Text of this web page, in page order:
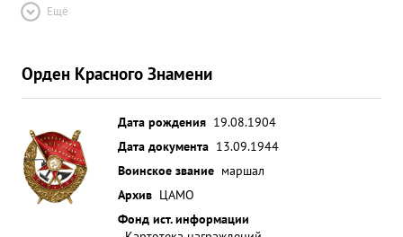
Ещё
Орден Красного Знамени
Дата рождения 19.08.1904
Дата документа 13.09.1944
Воинское звание маршал
Архив ЦАМО
Фонд ист. информации